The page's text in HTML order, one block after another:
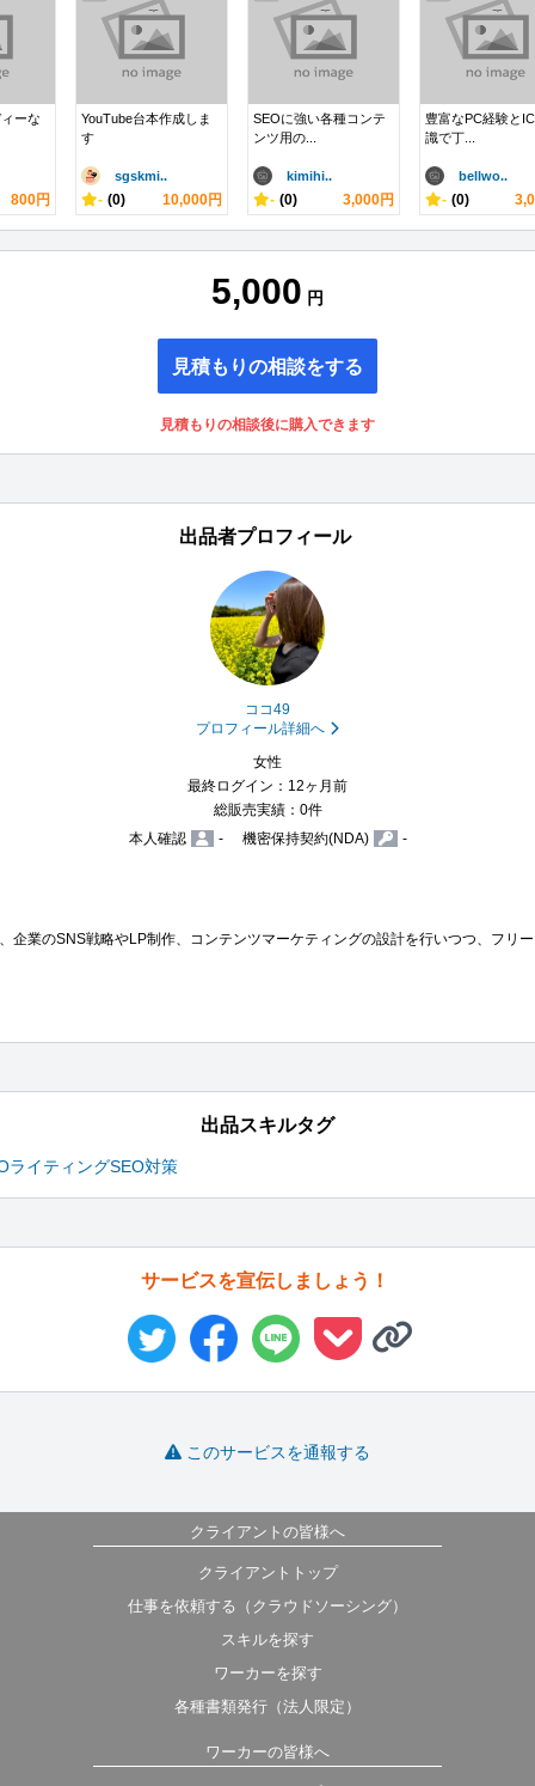
ーな
800円
YouTube台本作成しま
す
sgskmi..
- (0) 10,000円
SEOに強い各種コンテ
ンツ用の...
kimihi..
- (0) 3,000円
豊富なPC経験と
識で丁...
bellwo..
- (0)
5,000 円
見積もりの相談をする
見積もりの相談後に購入できます
出品者プロフィール
ココ49
プロフィール詳細へ
女性
最終ログイン：12ヶ月前
総販売実績：0件
本人確認
- 機密保持契約(NDA) -
企業のSNS戦略やLP制作、コンテンツマーケティングの設計を行いつつ、フリ
出品スキルタグ
ライティングSEO対策
サービスを宣伝しましょう！
このサービスを通報する
クライアントの皆様へ
クライアントトップ
仕事を依頼する（クラウドソーシング）
スキルを探す
ワーカーを探す
各種書類発行（法人限定）
ワーカーの皆様へ